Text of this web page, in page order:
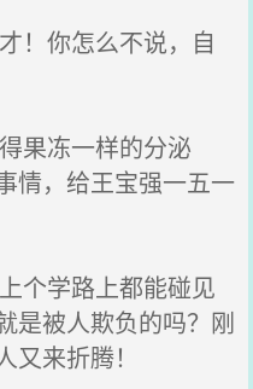
！你怎么不说，自
果冻一样的分泌
情，给王宝强一五一
个学路上都能碰见
是被人欺负的吗？刚
来折腾！